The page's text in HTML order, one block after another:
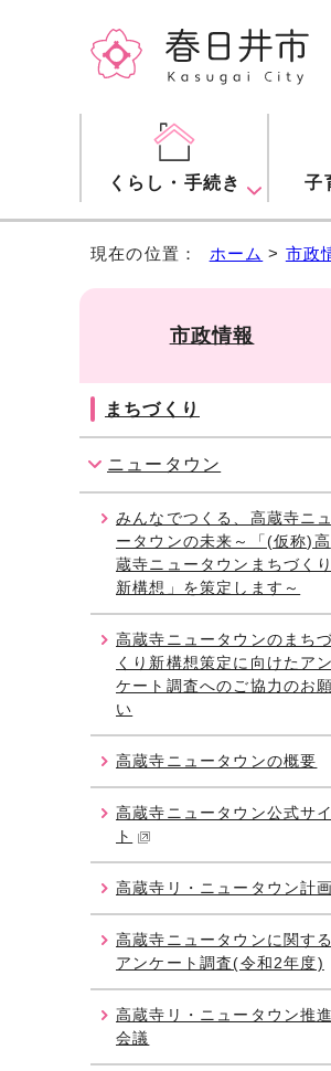
くらし・手続き 子
現在の位置： ホーム > 市政
市政情報
まちづくり
ニュータウン
みんなでつくる、高蔵寺ニュ
ータウンの未来～「(仮称)高
蔵寺ニュータウンまちづくり
新構想」を策定します～
高蔵寺ニュータウンのまち
くり新構想策定に向けたアン
ケート調査へのご協力のお願
い
高蔵寺ニュータウンの概要
高蔵寺ニュータウン公式サイ
ト
高蔵寺リ・ニュータウン計画
高蔵寺ニュータウンに関する
アンケート調査(令和2年度)
高蔵寺リ・ニュータウン推進
会議